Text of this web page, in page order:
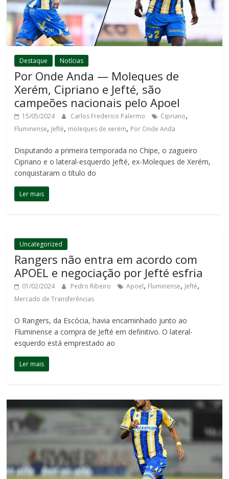
Destaque Notícias
Por Onde Anda — Moleques de
Xerém, Cipriano e Jefté, são
campeões nacionais pelo Apoel
15/05/2024 Carlos Frederico Palermo Cipriano,
Fluminense, Jefté, moleques de xerém, Por Onde Anda
Disputando a primeira temporada no Chipe, o zagueiro
Cipriano e o lateral-esquerdo Jefté, ex-Moleques de Xerém,
conquistaram o título do
Ler mais
Uncategorized
Rangers não entra em acordo com
APOEL e negociação por Jefté esfria
01/02/2024 Pedro Ribeiro Apoel, Fluminense, Jefté,
Mercado de Transferências
O Rangers, da Escócia, havia encaminhado junto ao
Fluminense a compra de Jefté em definitivo. O lateral-
esquerdo está emprestado ao
Ler mais